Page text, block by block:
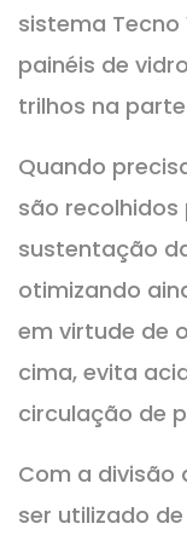
sistema
painéis de
trilhos na
Quando
são
sustentação
otimizando
em virtude de
cima, evita
circulação de
Com a divisão
ser utilizado